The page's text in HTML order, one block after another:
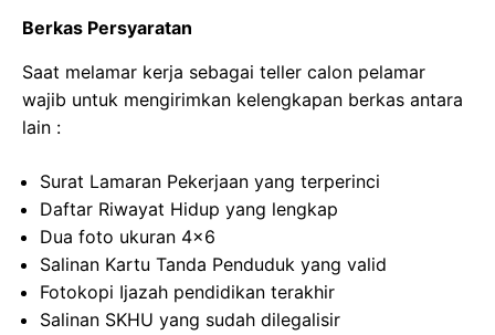
Berkas Persyaratan
Saat melamar kerja sebagai teller calon pelamar
wajib untuk mengirimkan kelengkapan berkas antara
lain :
Surat Lamaran Pekerjaan yang terperinci
Daftar Riwayat Hidup yang lengkap
Dua foto ukuran 4×6
Salinan Kartu Tanda Penduduk yang valid
Fotokopi Ijazah pendidikan terakhir
Salinan SKHU yang sudah dilegalisir